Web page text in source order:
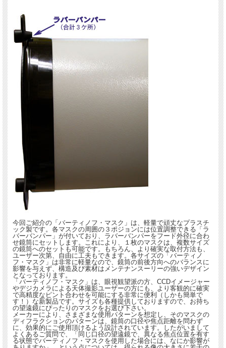
今回ご紹介の「バーティノフ・マスク」は、軽量で頑丈なプラスチ
ック製です。各マスクの周囲の３ポジョンには位置調整できる「ラ
バーバンパー」が付いており、ラバーバンパーをフード外径に合わ
せ鏡筒にセットします。これにより、１枚のマスクは、複数サイズ
の鏡筒へのセットも可能です。もちろん、より確実な取付方法も、
ユーザー次第、自由に工夫もできます。各サイズの「バーティノ
フ・マスク」は非常に軽量なので、鏡筒の前後方向へのバランスに
影響を与えず、構造及び素材はメンテナンスーリーの強いデザイン
となっております。
「バーティノフ・マスク」は、眼視観望派の方、CCDイメージャー
やデジカメラによる天体撮影ユーザーの方にも、より客観的に確実
で高精度なピント合わせを可能にする非常に便利（しかも簡単で
す！）な新製品です。サイズも各種提供しておりますので、お持ち
の望遠鏡にぴったりのマスクをお選び下さい。
メーカーにより、さまざまな使用パターンを想定し、そのマスクの
ディフラクションのパターンは、鏡筒の口径や焦点距離を問わず
に、効果的にご使用頂けるよう設計されています。したがいまして
よくあるご質問で、「同じ口径の望遠鏡で、異なる焦点位置を有す
る状態でバーティノフ・マスクを使用した場合には、なにか影響が